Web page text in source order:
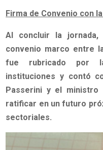
Firma de Convenio con
Al concluir la
convenio marco entre
fue rubricado por
instituciones y contó
Passerini y el ministro
ratificar en un futuro
sectoriales.